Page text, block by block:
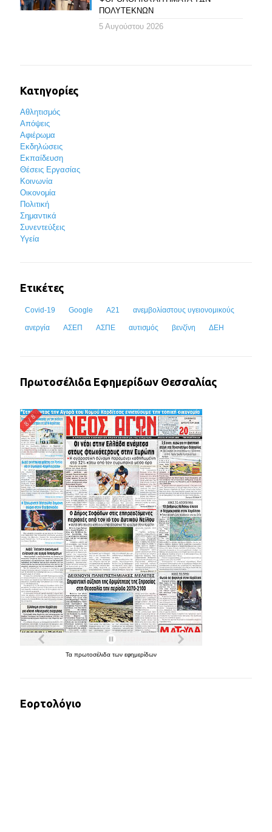
ΠΟΛΥΤΕΚΝΩΝ
5 Αυγούστου 2026
Κατηγορίες
Αθλητισμός
Απόψεις
Αφιέρωμα
Εκδηλώσεις
Εκπαίδευση
Θέσεις Εργασίας
Κοινωνία
Οικονομία
Πολιτική
Σημαντικά
Συνεντεύξεις
Υγεία
Ετικέτες
Covid-19 Google Α21 ανεμβολίαστους υγειονομικούς
ανεργία ΑΣΕΠ ΑΣΠΕ αυτισμός βενζίνη ΔΕΗ
Πρωτοσέλιδα Εφημερίδων Θεσσαλίας
Τα πρωτοσέλιδα των εφημερίδων
Εορτολόγιο